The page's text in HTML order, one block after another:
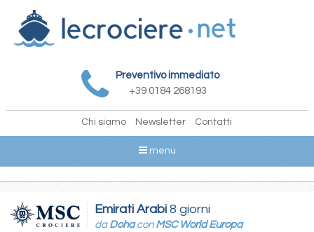
Preventivo immediato
+39 0184 268193
Chi siamo Newsletter Contatti
menu
Emirati Arabi8 giorni
da Dohacon MSC World Europa